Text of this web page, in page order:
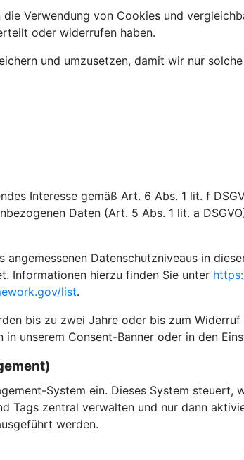
Verwendung von Cookies und
oder widerrufen haben.
und umzusetzen, damit wir nur
Interesse gemäß Art. 6 Abs. 1 lit. f
Daten (Art. 5 Abs. 1 lit. a
Datenschutzniveaus in
Informationen hierzu finden Sie unter
list.
bis zu zwei Jahre oder bis zum
unserem Consent-Banner oder in den
System ein. Dieses System steuert,
zentral verwalten und nur dann
werden.